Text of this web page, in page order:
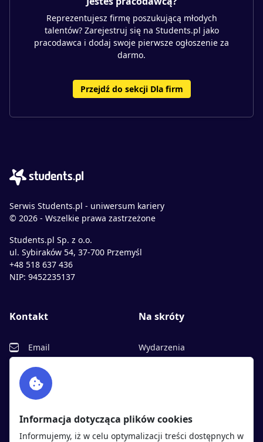
Reprezentujesz firmę poszukującą młodych
talentów? Zarejestruj się na Students.pl jako
pracodawca i dodaj swoje pierwsze ogłoszenie za
darmo.
Przejdź do sekcji Dla firm
Serwis Students.pl - uniwersum kariery
© 2026 - Wszelkie prawa zastrzeżone
Students.pl Sp. z o.o.
ul. Sybiraków 54, 37-700 Przemyśl
+48 518 637 436
NIP: 9452235137
Kontakt
Email
Facebook
Twitter
Na skróty
Wydarzenia
Polityka cookies
Polityka prywatności
Informacja dotycząca plików cookies
Informujemy, iż w celu optymalizacji treści dostępnych w